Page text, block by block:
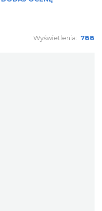
Wyświetlenia: 788